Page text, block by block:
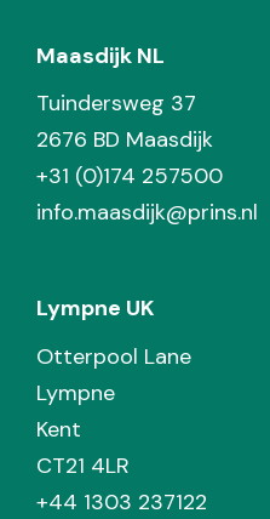
Maasdijk NL
Tuindersweg 37
2676 BD Maasdijk
+31 (0)174 257500
info.maasdijk@prins.nl
Lympne UK
Otterpool Lane
Lympne
Kent
CT21 4LR
+44 1303 237122